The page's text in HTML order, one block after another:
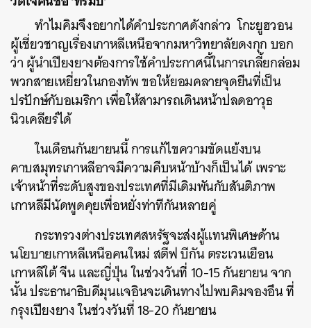
ทำไมคิมจึงอยากได้คำประกาศดังกล่าว โกะยูฮวอน
ผู้เชี่ยวชาญเรื่องเกาหลีเหนือจากมหาวิทยาลัยดงกุก บอก
ว่า ผู้นำเปียงยางต้องการใช้คำประกาศนี้ในการเกลี้ยกล่อม
พวกสายเหยี่ยวในกองทัพ ขอให้ยอมคลายจุดยืนที่เป็น
ปรปักษ์กับอเมริกา เพื่อให้สามารถเดินหน้าปลดอาวุธ
นิวเคลียร์ได้
ในเดือนกันยายนนี้ การแก้ไขความขัดแย้งบน
คาบสมุทรเกาหลีอาจมีความคืบหน้าบ้างก็เป็นได้ เพราะ
เจ้าหน้าที่ระดับสูงของประเทศที่มีเดิมพันกับสันติภาพ
เกาหลีมีนัดพูดคุยเพื่อหยั่งท่าทีกันหลายคู่
กระทรวงต่างประเทศสหรัฐจะส่งผู้แทนพิเศษด้าน
นโยบายเกาหลีเหนือคนใหม่ สตีฟ บีกัน ตระเวนเยือน
เกาหลีใต้ จีน และญี่ปุ่น ในช่วงวันที่ 10-15 กันยายน จาก
นั้น ประธานาธิบดีมุนแจอินจะเดินทางไปพบคิมจองอึน ที่
กรุงเปียงยาง ในช่วงวันที่ 18-20 กันยายน